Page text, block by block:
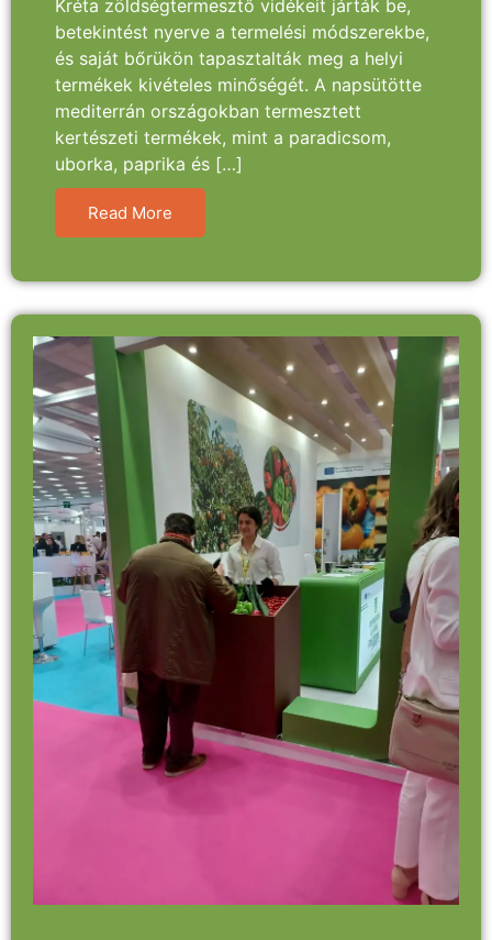
Kréta zöldségtermesztő vidékeit járták be,
betekintést nyerve a termelési módszerekbe,
és saját bőrükön tapasztalták meg a helyi
termékek kivételes minőségét. A napsütötte
mediterrán országokban termesztett
kertészeti termékek, mint a paradicsom,
uborka, paprika és […]
Read More